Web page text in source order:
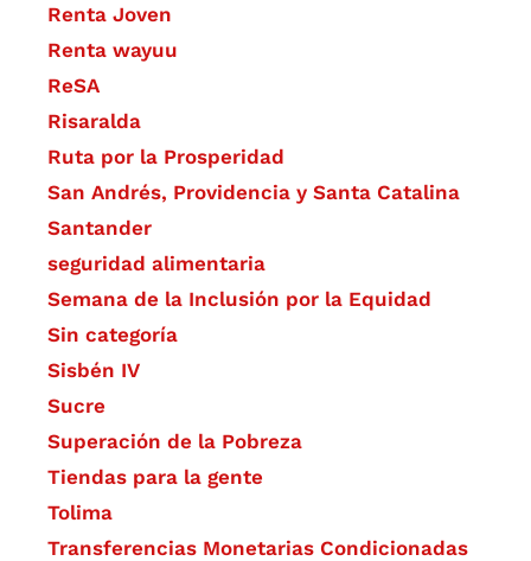
Renta Joven
Renta wayuu
ReSA
Risaralda
Ruta por la Prosperidad
San Andrés, Providencia y Santa Catalina
Santander
seguridad alimentaria
Semana de la Inclusión por la Equidad
Sin categoría
Sisbén IV
Sucre
Superación de la Pobreza
Tiendas para la gente
Tolima
Transferencias Monetarias Condicionadas